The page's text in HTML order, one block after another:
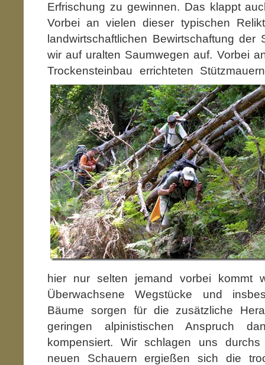
Erfrischung zu gewinnen. Das klappt
Vorbei an vielen dieser typischen
landwirtschaftlichen Bewirtschaftung der
wir auf uralten Saumwegen auf. Vorbei
Trockensteinbau errichteten Stützma
hier nur selten jemand vorbei kommt
Überwachsene Wegstücke und
Bäume sorgen für die zusätzliche
geringen alpinistischen Anspruch
kompensiert. Wir schlagen uns
neuen Schauern ergießen sich die